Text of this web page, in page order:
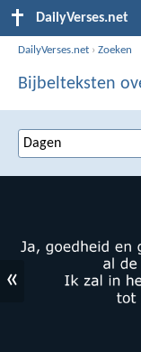
DailyVerses.net
DailyVerses.net ›Zoeken
Bijbelteksten
«